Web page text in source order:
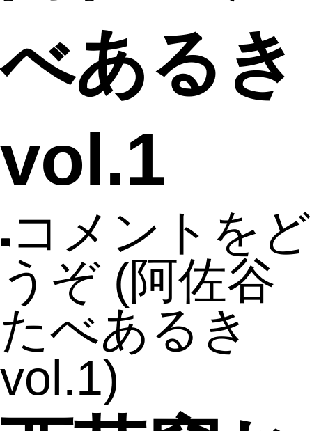
べあるき
vol.1
コメントをど
うぞ (阿佐谷
たべあるき
vol.1)